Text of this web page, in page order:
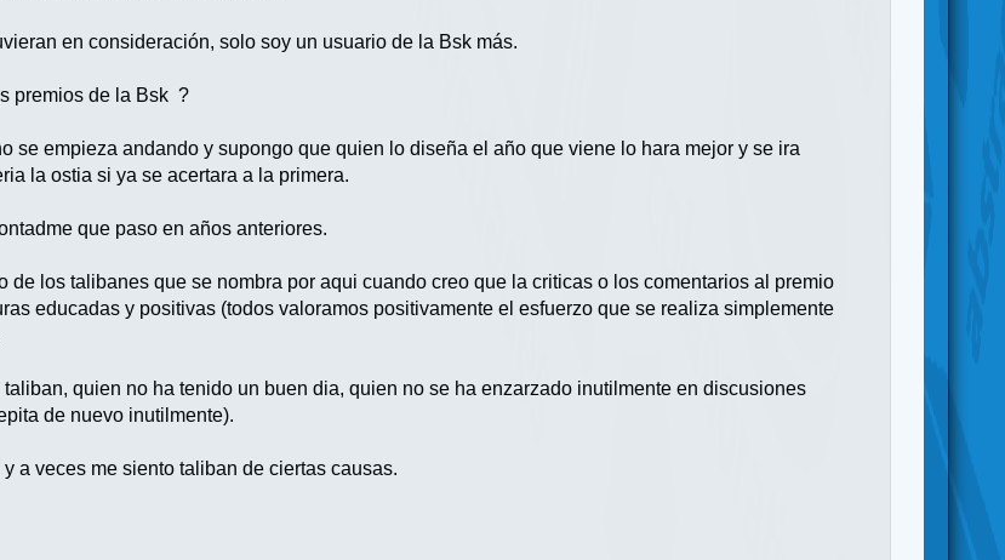
en consideración, solo soy un usuario de la Bsk más.
premios de la Bsk ?
se empieza andando y supongo que quien lo diseña el año que viene lo hara mejor y se ira
la ostia si ya se acertara a la primera.
que paso en años anteriores.
de los talibanes que se nombra por aqui cuando creo que la criticas o los comentarios al premio
educadas y positivas (todos valoramos positivamente el esfuerzo que se realiza simplemente
quien no ha tenido un buen dia, quien no se ha enzarzado inutilmente en discusiones
de nuevo inutilmente).
a veces me siento taliban de ciertas causas.